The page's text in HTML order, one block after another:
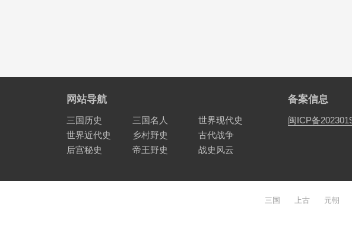
网站导航
三国历史 三国名人
世界现代史
世界近代史
乡村野史
古代战争
后宫秘史
帝王野史 战史风云
备案信息
闽ICP备
三国 上古 元朝